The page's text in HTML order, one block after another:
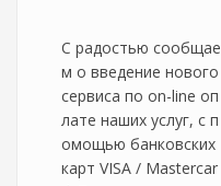
С радостью сообщае
м о введение нового
сервиса по on-line оп
лате наших услуг, с п
омощью банковских
карт VISA / Mastercar